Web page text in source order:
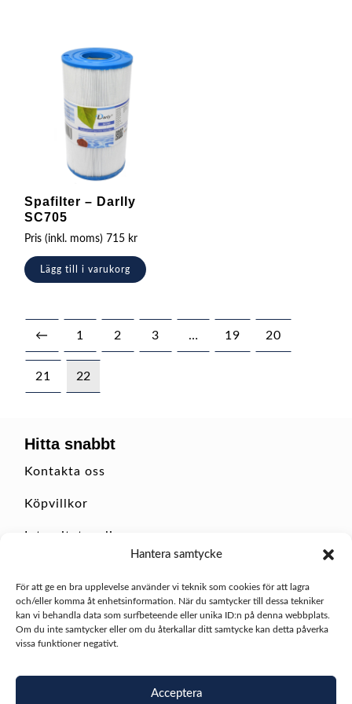
Hantera samtycke
För att ge en bra upplevelse använder vi teknik som cookies för att lagra
och/eller komma åt enhetsinformation. När du samtycker till dessa tekniker
kan vi behandla data som surfbeteende eller unika ID:n på denna webbplats.
Om du inte samtycker eller om du återkallar ditt samtycke kan detta påverka
vissa funktioner negativt.
Acceptera
Spafilter – Darlly
SC705
Pris (inkl. moms) 715 kr
Lägg till i varukorg
← 1 2 3 … 19 20
21 22
Hitta snabbt
Kontakta oss
Köpvillkor
Integritetspolicy
Ångra köp
Logga in
Scandinavia Spa and Swimspa AB